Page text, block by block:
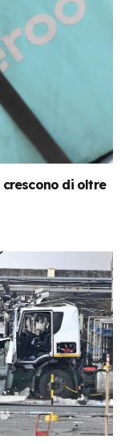
di oltre